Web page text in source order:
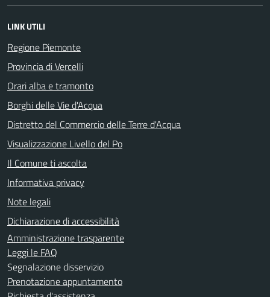
LINK UTILI
Regione Piemonte
Provincia di Vercelli
Orari alba e tramonto
Borghi delle Vie d'Acqua
Distretto del Commercio delle Terre d'Acqua
Visualizzazione Livello del Po
Il Comune ti ascolta
Informativa privacy
Note legali
Dichiarazione di accessibilità
Amministrazione trasparente
Leggi le FAQ
Segnalazione disservizio
Prenotazione appuntamento